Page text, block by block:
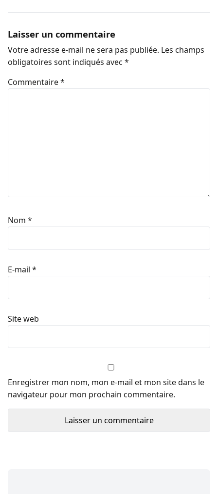
Laisser un commentaire
Votre adresse e-mail ne sera pas publiée. Les champs
obligatoires sont indiqués avec *
Commentaire*
Nom *
E-mail *
Site web
Enregistrer mon nom, mon e-mail et mon site dans le
navigateur pour mon prochain commentaire.